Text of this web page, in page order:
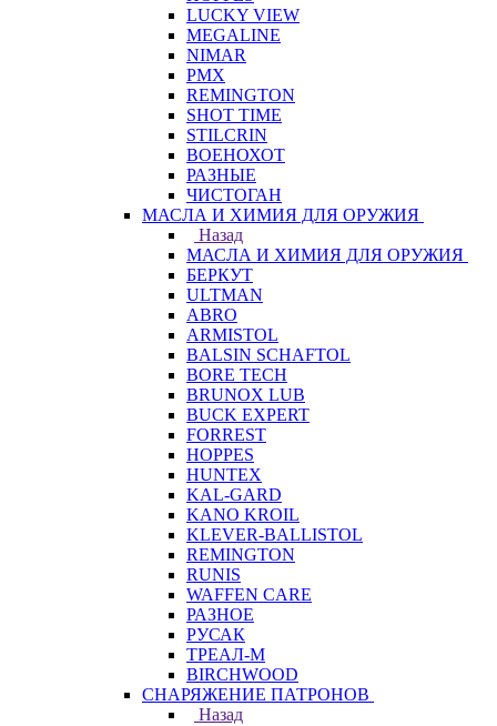
LUCKY VIEW
MEGALINE
NIMAR
PMX
REMINGTON
SHOT TIME
STILCRIN
ВОЕНОХОТ
РАЗНЫЕ
ЧИСТОГАН
МАСЛА И ХИМИЯ ДЛЯ ОРУЖИЯ
Назад
МАСЛА И ХИМИЯ ДЛЯ ОРУЖИЯ
БЕРКУТ
ULTMAN
ABRO
ARMISTOL
BALSIN SCHAFTOL
BORE TECH
BRUNOX LUB
BUCK EXPERT
FORREST
HOPPES
HUNTEX
KAL-GARD
KANO KROIL
KLEVER-BALLISTOL
REMINGTON
RUNIS
WAFFEN CARE
РАЗНОЕ
РУСАК
ТРЕАЛ-М
BIRCHWOOD
СНАРЯЖЕНИЕ ПАТРОНОВ
Назад